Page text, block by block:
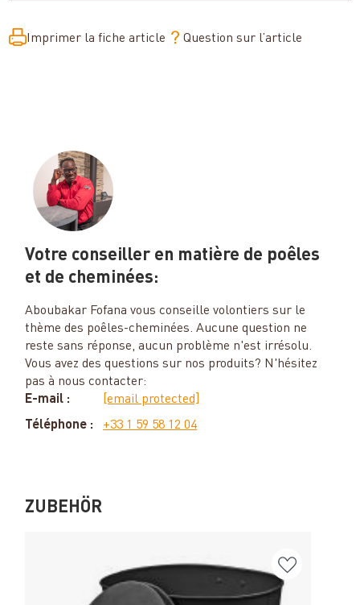
Imprimer la fiche article Question sur l’article
Votre conseiller en matière de poêles
et de cheminées:
Aboubakar Fofana vous conseille volontiers sur le
thème des poêles-cheminées. Aucune question ne
reste sans réponse, aucun problème n'est irrésolu.
Vous avez des questions sur nos produits? N'hésitez
pas à nous contacter:
E-mail :
[email protected]
Téléphone :
+33 1 59 58 12 04
ZUBEHÖR